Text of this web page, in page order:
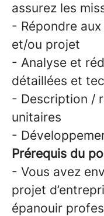
assurez les
- Répondre
et/ou projet
- Analyse et
détaillées et
- Description /
unitaires
-
Prérequis du
- Vous avez
projet
épanouir